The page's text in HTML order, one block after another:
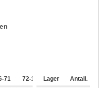
71 72-143 144-287 288 +
Lager Antall.